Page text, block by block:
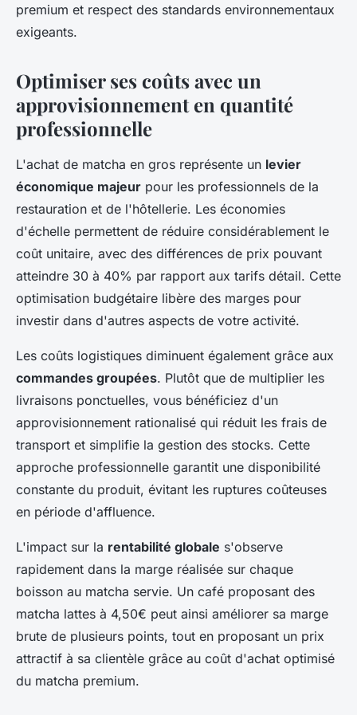
premium et respect des standards environnementaux
exigeants.
Optimiser ses coûts avec un
approvisionnement en quantité
professionnelle
L'achat de matcha en gros représente un levier
économique majeur pour les professionnels de la
restauration et de l'hôtellerie. Les économies
d'échelle permettent de réduire considérablement le
coût unitaire, avec des différences de prix pouvant
atteindre 30 à 40% par rapport aux tarifs détail. Cette
optimisation budgétaire libère des marges pour
investir dans d'autres aspects de votre activité.
Les coûts logistiques diminuent également grâce aux
commandes groupées. Plutôt que de multiplier les
livraisons ponctuelles, vous bénéficiez d'un
approvisionnement rationalisé qui réduit les frais de
transport et simplifie la gestion des stocks. Cette
approche professionnelle garantit une disponibilité
constante du produit, évitant les ruptures coûteuses
en période d'affluence.
L'impact sur la rentabilité globale s'observe
rapidement dans la marge réalisée sur chaque
boisson au matcha servie. Un café proposant des
matcha lattes à 4,50€ peut ainsi améliorer sa marge
brute de plusieurs points, tout en proposant un prix
attractif à sa clientèle grâce au coût d'achat optimisé
du matcha premium.